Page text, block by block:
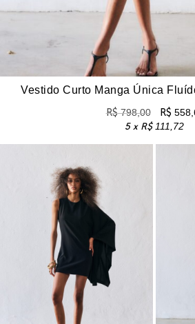
Vestido Curto Manga Única
R$798,00 R$
5 x R$111,72